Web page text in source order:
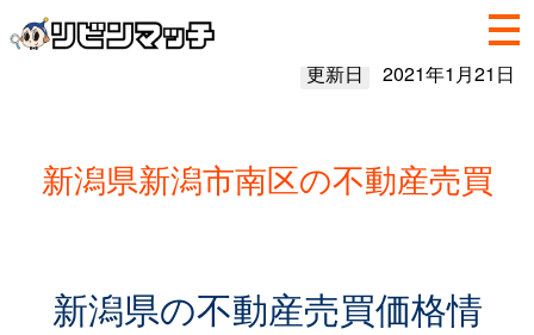
更新日 2021年1月21日
新潟県新潟市南区の不動産売買
新潟県の不動産売買価格情